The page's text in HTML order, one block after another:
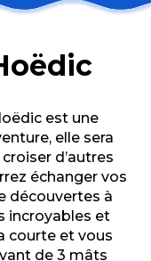
est une
elle sera
d’autres
échanger vos
découvertes à
incroyables et
courte et vous
de 3 mâts